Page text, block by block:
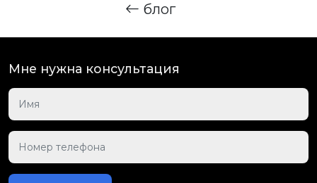
блог
Мне нужна консультация